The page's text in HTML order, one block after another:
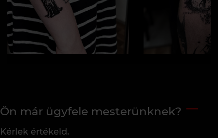
Ön már ügyfele mesterünknek?
Kérlek értékeld.